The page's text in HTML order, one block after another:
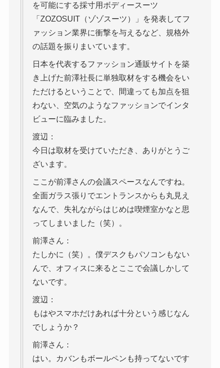
を可能にする採寸用ボディースーツ
「ZOZOSUIT（ゾゾスーツ）」を発表してフ
ァッション業界に衝撃を与えるなど、規格外
の話題を振りまいています。
日本を代表するファッション通販サイトを築
き上げた前澤社長に単独取材をする機会をい
ただけるということで、間違っても加点を狙
わない、空気のようなファッションでインタ
ビューに臨みました。
渡辺：
今日は取材を受けていただき、ありがとうご
ざいます。
ここが前澤さんの会議スペースなんですね。
全面ガラス張りでエントランスからも丸見え
なんで、失礼ながらはじめは喫煙室かなと思
ってしまいました（笑）。
前澤さん：
たしかに（笑）。僕デスクもパソコンもない
んで、オフィスに来るとここで会議しかして
ないです。
渡辺：
もはやスマホだけあれば十分という感じなん
でしょうか？
前澤さん：
はい。カバンもボールペンも持ってないです